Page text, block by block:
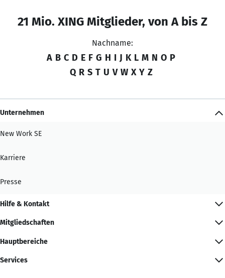
21 Mio. XING Mitglieder, von A bis Z
Nachname:
A B C D E F G H I J K L M N O P
Q R S T U V W X Y Z
Unternehmen
New Work SE
Karriere
Presse
Hilfe & Kontakt
Mitgliedschaften
Hauptbereiche
Services